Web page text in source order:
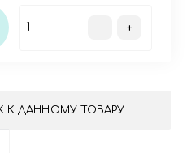
К ДАННОМУ ТОВАРУ